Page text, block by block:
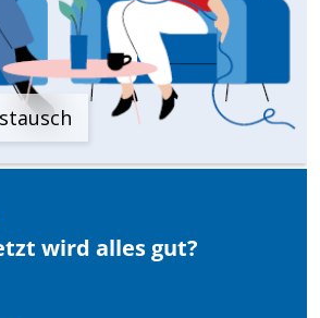
wird alles gut?